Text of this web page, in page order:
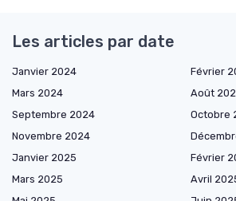
Les articles par date
Janvier 2024
Février
Mars 2024
Août
Septembre 2024
Octobre
Novembre 2024
Janvier 2025
Février
Mars 2025
Avril